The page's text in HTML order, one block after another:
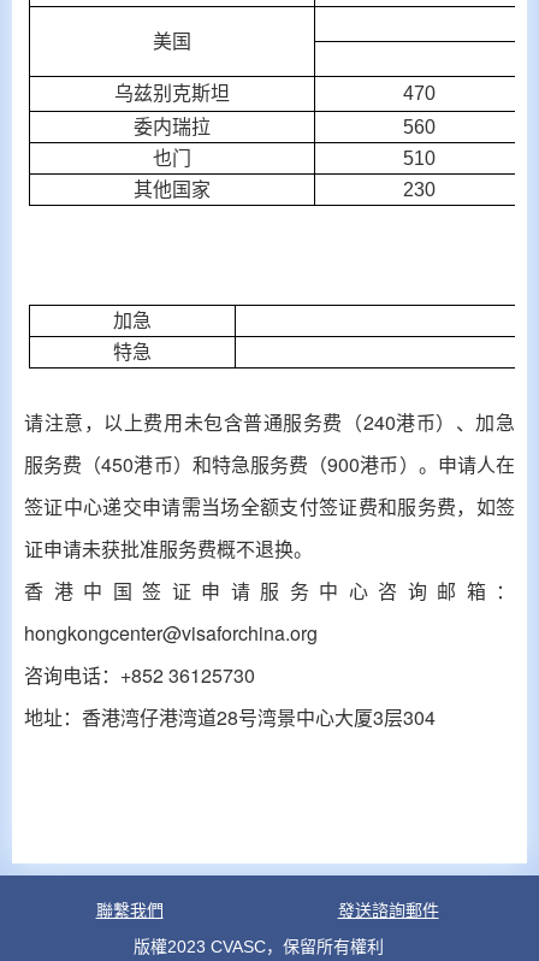
美国
乌兹别克斯坦
470
委内瑞拉
560
也门
510
其他国家
230
加急
特急
请注意，以上费用未包含普通服务费（240港币）、加急
服务费（450港币）和特急服务费（900港币）。申请人在
签证中心递交申请需当场全额支付签证费和服务费，如签
证申请未获批准服务费概不退换。
香港中国签证申请服务中心咨询邮箱：
hongkongcenter@visaforchina.org
咨询电话： +852 36125730
地址：香港湾仔港湾道28号湾景中心大厦3层304
聯繫我們
發送諮詢郵件
版權2023 CVASC，保留所有權利